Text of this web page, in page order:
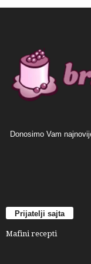
Donosimo Vam
Prijatelji sajta
Mafini recepti